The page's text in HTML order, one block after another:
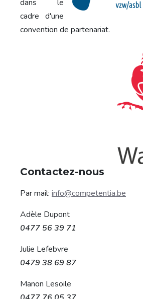
dans le
cadre d'une
convention de partenariat.
Contactez-nous
Par mail: info@competentia.be
Adèle Dupont
0477 56 39 71
Julie Lefebvre
0479 38 69 87
Manon Lesoile